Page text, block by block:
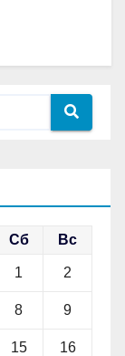
Сб Вс
1 2
8 9
15 16